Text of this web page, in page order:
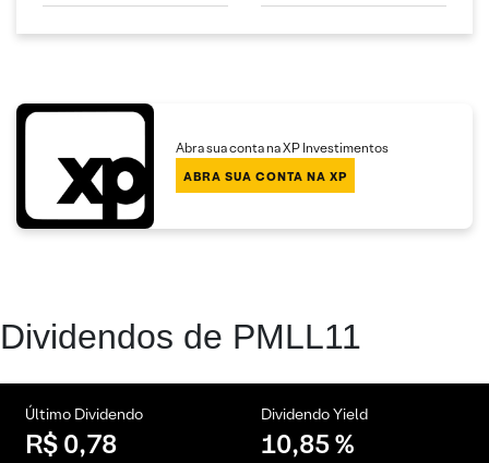
Abra sua conta na XP Investimentos
ABRA SUA CONTA NA XP
Dividendos de PMLL11
Último Dividendo
R$ 0,78
Dividendo Yield
10,85 %